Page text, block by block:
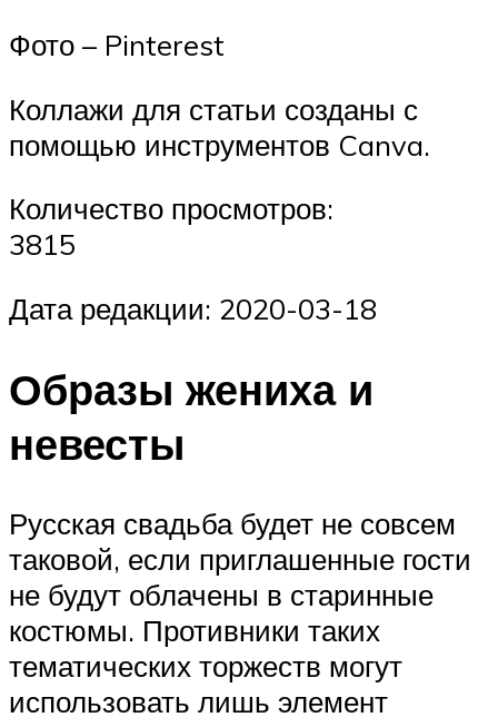
Фото – Pinterest
Коллажи для статьи созданы с
помощью инструментов Canva.
Количество просмотров:
3815
Дата редакции: 2020-03-18
Образы жениха и
невесты
Русская свадьба будет не совсем
таковой, если приглашенные гости
не будут облачены в старинные
костюмы. Противники таких
тематических торжеств могут
использовать лишь элемент